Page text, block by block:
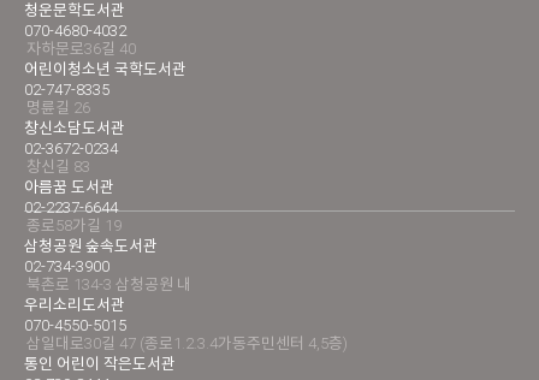
청운문학도서관
070-4680-4032
자하문로36길 40
어린이청소년 국학도서관
02-747-8335
명륜길 26
창신소담도서관
02-3672-0234
창신길 83
아름꿈 도서관
02-2237-6644
종로58가길 19
삼청공원 숲속도서관
02-734-3900
북촌로 134-3 삼청공원 내
우리소리도서관
070-4550-5015
삼일대로30길 47 (종로1.2.3.4가동주민센터 4,5층)
통인 어린이 작은도서관